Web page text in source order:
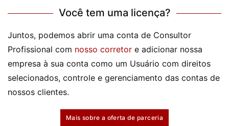
Você tem uma licença?
Juntos, podemos abrir uma conta de Consultor
Profissional com nosso corretor e adicionar nossa
empresa à sua conta como um Usuário com direitos
selecionados, controle e gerenciamento das contas de
nossos clientes.
Mais sobre a oferta de parceria